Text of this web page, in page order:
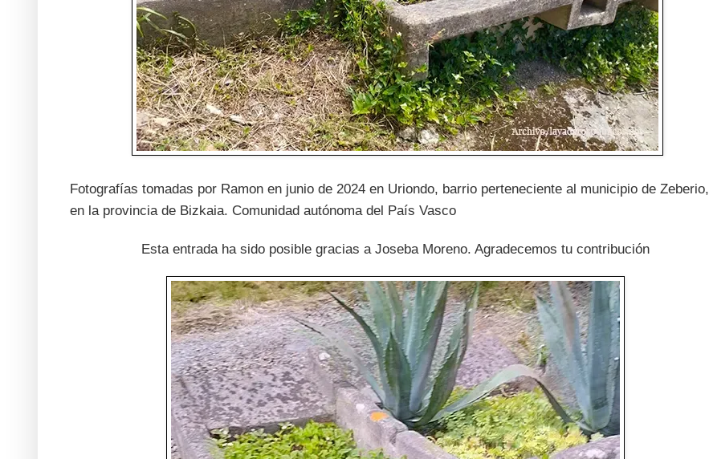
Fotografías tomadas por Ramon en junio de 2024 en Uriondo, barrio perteneciente al municipio de Zeberio,
en la provincia de Bizkaia. Comunidad autónoma del País Vasco
Esta entrada ha sido posible gracias a Joseba Moreno. Agradecemos tu contribución